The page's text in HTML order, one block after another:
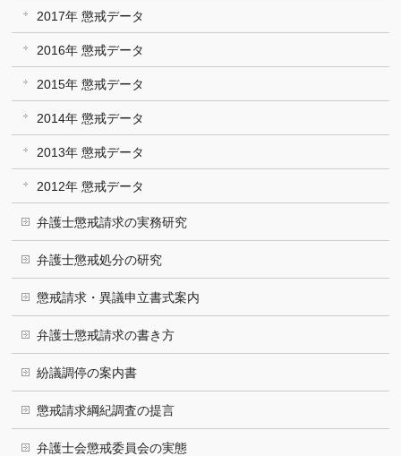
2017年 懲戒データ
2016年 懲戒データ
2015年 懲戒データ
2014年 懲戒データ
2013年 懲戒データ
2012年 懲戒データ
弁護士懲戒請求の実務研究
弁護士懲戒処分の研究
懲戒請求・異議申立書式案内
弁護士懲戒請求の書き方
紛議調停の案内書
懲戒請求綱紀調査の提言
弁護士会懲戒委員会の実態